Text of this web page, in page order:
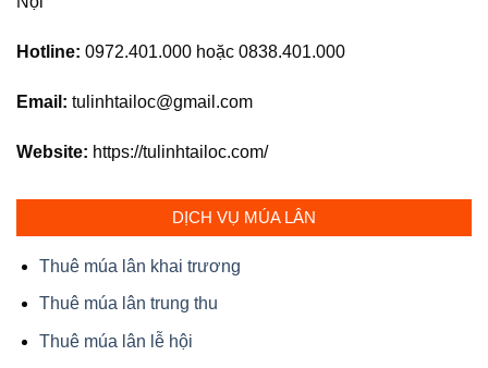
Hotline: 0972.401.000 hoặc 0838.401.000
Email: tulinhtailoc@gmail.com
Website: https://tulinhtailoc.com/
DỊCH VỤ MÚA LÂN
Thuê múa lân khai trương
Thuê múa lân trung thu
Thuê múa lân lễ hội